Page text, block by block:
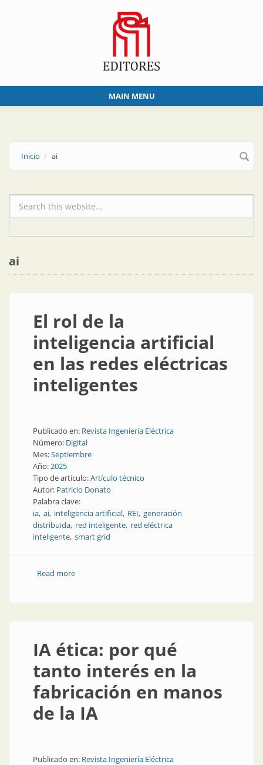
MAIN MENU
Inicio ai
Formulario de búsqueda
ai
El rol de la
inteligencia artificial
en las redes eléctricas
inteligentes
Publicado en: Revista Ingeniería Eléctrica
Número: Digital
Mes:Septiembre
Año:2025
Tipo de artículo:Artículo técnico
Autor: Patricio Donato
Palabra clave:
ia ai inteligencia artificial REI generación
distribuida red inteligente red eléctrica
inteligente smart grid
Read moreabout El rol de la inteligencia artificial en las redes
IA ética: por qué
tanto interés en la
fabricación en manos
de la IA
Publicado en: Revista Ingeniería Eléctrica